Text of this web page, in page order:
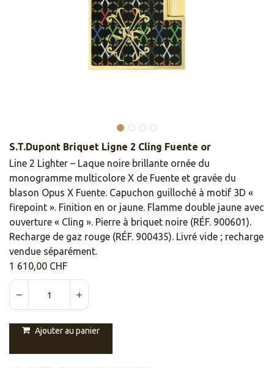
S.T.Dupont Briquet Ligne 2 Cling Fuente or
Line 2 Lighter – Laque noire brillante ornée du
monogramme multicolore X de Fuente et gravée du
blason Opus X Fuente. Capuchon guilloché à motif 3D «
firepoint ». Finition en or jaune. Flamme double jaune avec
ouverture « Cling ». Pierre à briquet noire (RÉF. 900601).
Recharge de gaz rouge (RÉF. 900435). Livré vide ; recharge
vendue séparément.
1 610,00 CHF
Ajouter au panier